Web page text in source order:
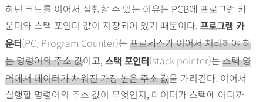
하던 코드를 이어서 실행할 수 있는 이유는 PCB에 프로그램 카
운터와 스택 포인터 값이 저장되어 있기 때문이다. 프로그램 카
운터 (PC, Program Counter)는 프로세스가 이어서 처리해야 하
는 명령어의 주소 값이고, 스택 포인터 (stack pointer)는 스택 영
역에서 데이터가 채워진 가장 높은 주소 값을 가리킨다. 이어서
실행할 명령어의 주소 값이 무엇인지, 데이터가 스택에 어디까